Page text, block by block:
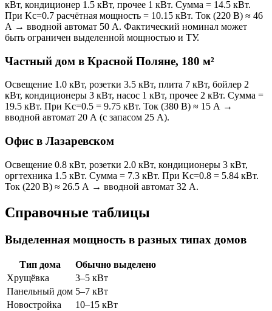
кВт, кондиционер 1.5 кВт, прочее 1 кВт. Сумма = 14.5 кВт.
При Kc=0.7 расчётная мощность = 10.15 кВт. Ток (220 В) ≈ 46
А → вводной автомат 50 А. Фактический номинал может
быть ограничен выделенной мощностью и ТУ.
Частный дом в Красной Поляне, 180 м²
Освещение 1.0 кВт, розетки 3.5 кВт, плита 7 кВт, бойлер 2
кВт, кондиционеры 3 кВт, насос 1 кВт, прочее 2 кВт. Сумма =
19.5 кВт. При Kc=0.5 = 9.75 кВт. Ток (380 В) ≈ 15 А →
вводной автомат 20 А (с запасом 25 А).
Офис в Лазаревском
Освещение 0.8 кВт, розетки 2.0 кВт, кондиционеры 3 кВт,
оргтехника 1.5 кВт. Сумма = 7.3 кВт. При Kc=0.8 = 5.84 кВт.
Ток (220 В) ≈ 26.5 А → вводной автомат 32 А.
Справочные таблицы
Выделенная мощность в разных типах домов
Тип дома
Обычно выделено
Хрущёвка
3–5 кВт
Панельный дом 5–7 кВт
Новостройка
10–15 кВт